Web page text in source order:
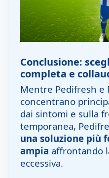
Conclusione:
completa e
Mentre Pedifresh e
concentrano
dai sintomi e sulla
temporanea,
una soluzione più
ampia affrontando
eccessiva.